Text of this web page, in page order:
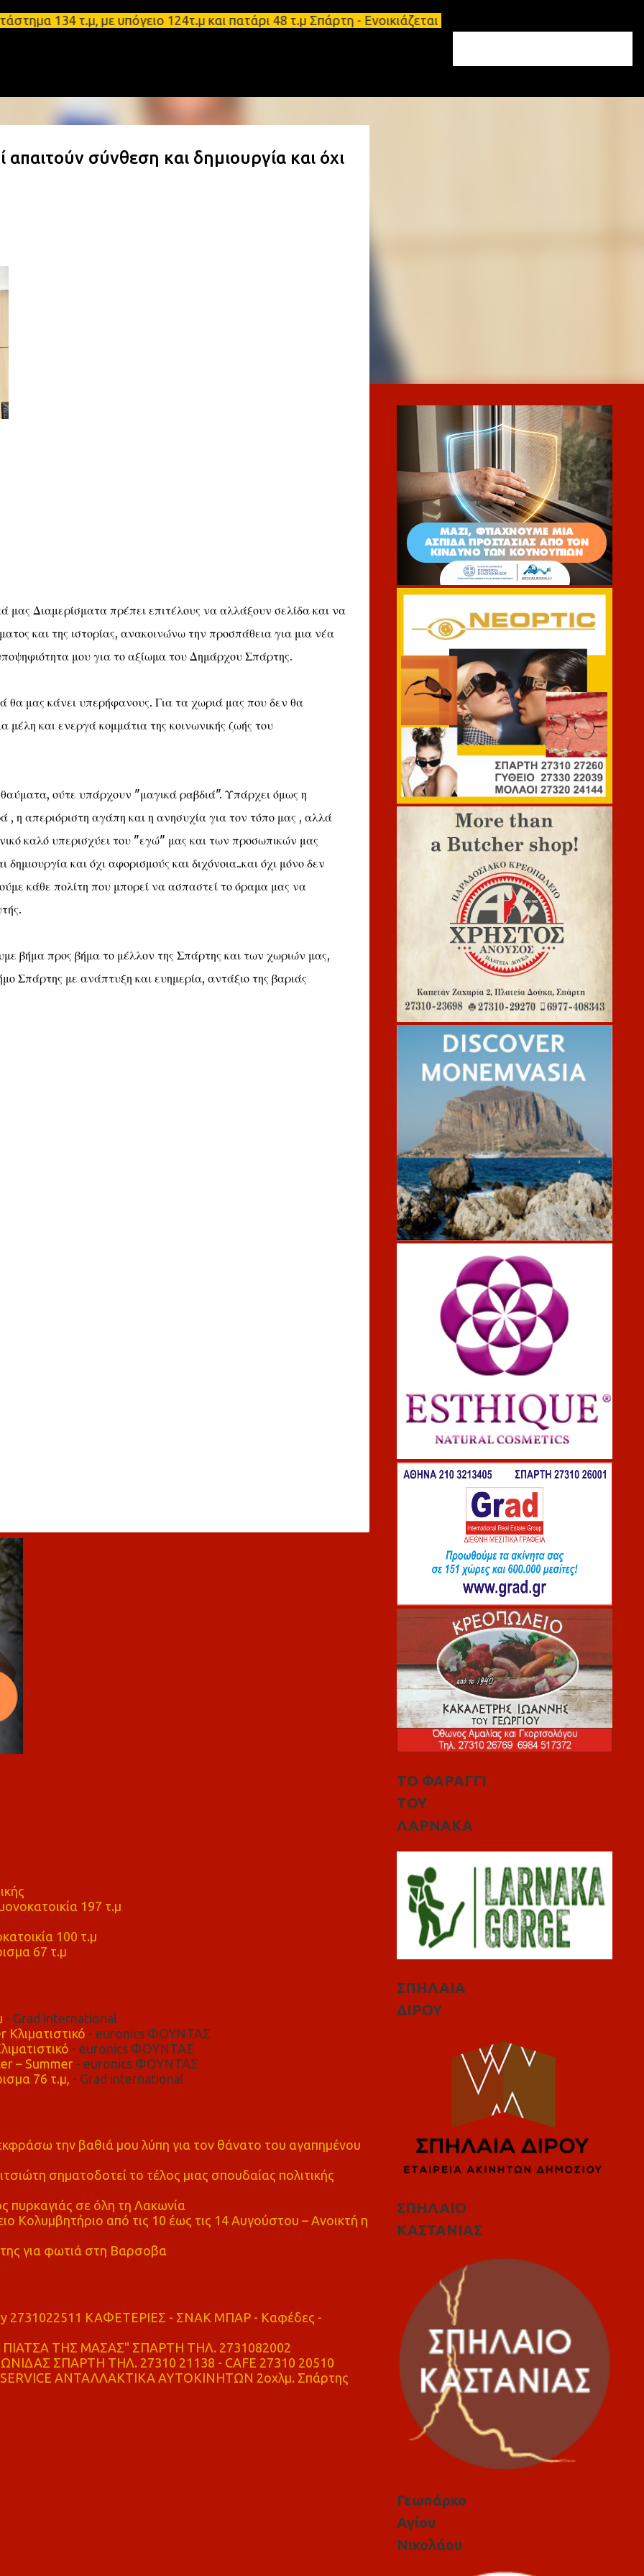
Μετάβαση στο κύριο περιεχόμενο
τ.μ, με υπόγειο 124τ.μ και πατάρι 48 τ.μ Σπάρτη - Ενοικιάζεται επιπλωμένο διαμέρισμα
σύνθεση και δημιουργία και όχι
μας Διαμερίσματα πρέπει επιτέλους να αλλάξουν σελίδα και να
και της ιστορίας, ανακοινώνω την προσπάθεια για μια νέα
μου για το αξίωμα του Δημάρχου Σπάρτης.
θα μας κάνει υπερήφανους. Για τα χωριά μας που δεν θα
και ενεργά κομμάτια της κοινωνικής ζωής του
ούτε υπάρχουν "μαγικά ραβδιά". Υπάρχει όμως η
, η απεριόριστη αγάπη και η ανησυχία για τον τόπο μας , αλλά
καλό υπερισχύει του "εγώ" μας και των προσωπικών μας
και όχι αφορισμούς και διχόνοια..και όχι μόνο δεν
κάθε πολίτη που μπορεί να ασπαστεί το όραμα μας να
βήμα προς βήμα το μέλλον της Σπάρτης και των χωριών μας,
Σπάρτης με ανάπτυξη και ευημερία, αντάξιο της βαριάς
197 τ.μ
100 τ.μ
67 τ.μ
- Grad international
- euronics ΦΟΥΝΤΑΣ
- euronics ΦΟΥΝΤΑΣ
– Summer- euronics ΦΟΥΝΤΑΣ
76 τ.μ, - Grad international
την βαθιά μου λύπη για τον θάνατο του αγαπημένου
σηματοδοτεί το τέλος μιας σπουδαίας πολιτικής
πυρκαγιάς σε όλη τη Λακωνία
Κολυμβητήριο από τις 10 έως τις 14 Αυγούστου – Ανοικτή η
για φωτιά στη Βαρσοβα
2731022511 ΚΑΦΕΤΕΡΙΕΣ - ΣΝΑΚ ΜΠΑΡ - Καφέδες -
ΤΗΣ ΜΑΣΑΣ" ΣΠΑΡΤΗ ΤΗΛ. 2731082002
ΣΠΑΡΤΗ ΤΗΛ. 27310 21138 - CAFE 27310 20510
ΑΝΤΑΛΛΑΚΤΙΚΑ ΑΥΤΟΚΙΝΗΤΩΝ 2οχλμ. Σπάρτης
ΤΟ ΦΑΡΑΓΓΙ
ΤΟΥ
ΛΑΡΝΑΚΑ
ΣΠΗΛΑΙΑ
ΔΙΡΟΥ
ΣΠΗΛΑΙΟ
ΚΑΣΤΑΝΙΑΣ
Γεωπάρκο
Αγίου
Νικολάου